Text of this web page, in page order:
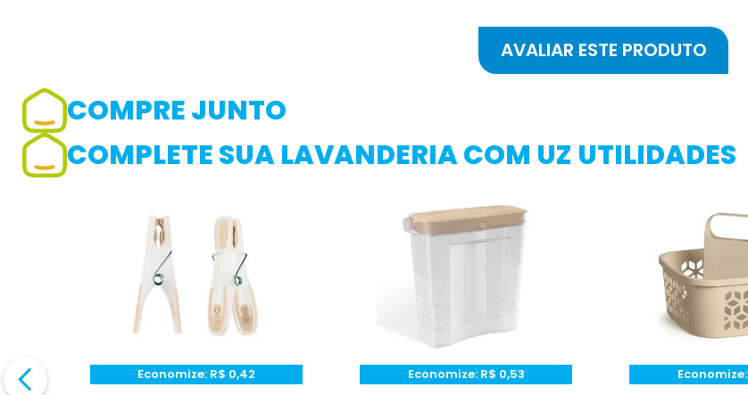
Adicionar avaliação
Avaliação
Avalie o produto de 1 até 5 estrelas
☆
Endereço de e-mail
COMPRE JUNTO
COMPLETE SUA LAVANDERIA COM UZ UTILIDADES
Economize: R$ 0,42 Economize: R$ 0,53 Economize: